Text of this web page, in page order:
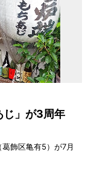
じ」が3周年
飾区亀有5）が7月